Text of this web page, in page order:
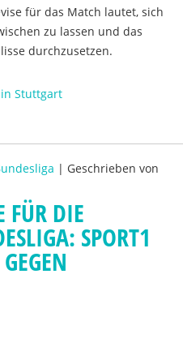
für das Match lautet, sich
zu lassen und das
durchzusetzen.
Stuttgart
| Geschrieben von
FÜR DIE
SPORT1